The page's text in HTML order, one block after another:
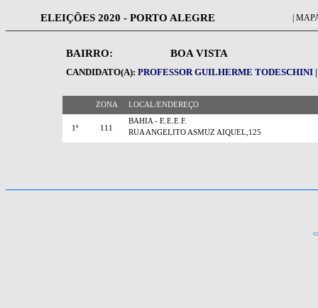
ELEIÇÕES 2020 - PORTO ALEGRE |
BAIRRO: BOA VISTA
CANDIDATO(A): PROFESSOR GUILHERME TODESCHINI
ZONA LOCAL/ENDEREÇO
1º 111
BAHIA - E.E.E.F.
RUA ANGELITO ASMUZ AIQUEL,125